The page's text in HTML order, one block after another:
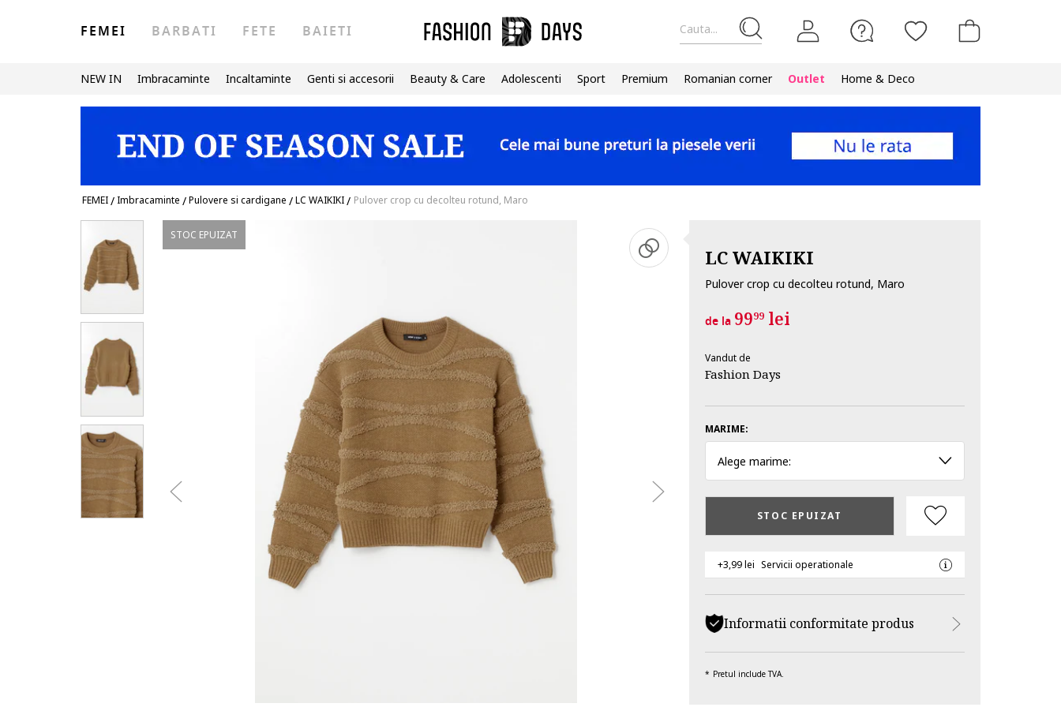
Cauta...
FEMEI BARBATI FETE BAIETI
NEW IN Imbracaminte Incaltaminte Genti si accesorii Beauty & Care Adolescenti Sport Premium Romanian corner Outlet Home & Deco
FEMEI/Imbracaminte /Pulovere si cardigane /LC WAIKIKI/ Pulover crop cu decolteu rotund, Maro
STOC EPUIZAT
LC WAIKIKI
Pulover crop cu decolteu rotund, Maro
de la 9999lei
Vandut de
Fashion Days
MARIME:
Alege marime:
STOC EPUIZAT
+3,99 lei Servicii operationale
Informatii conformitate produs
Pretul include TVA.